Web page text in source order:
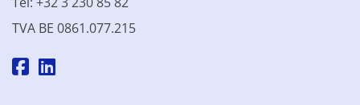
TVA BE 0861.077.215